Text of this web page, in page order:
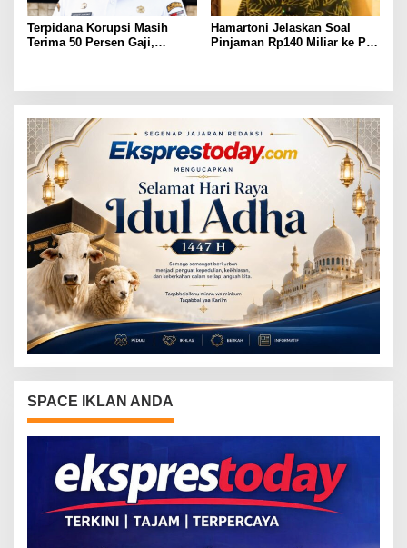
Terpidana Korupsi Masih
Terima 50 Persen Gaji,
Hamartoni Jelaskan Soal
Pinjaman Rp140 Miliar ke PT
SPACE IKLAN ANDA